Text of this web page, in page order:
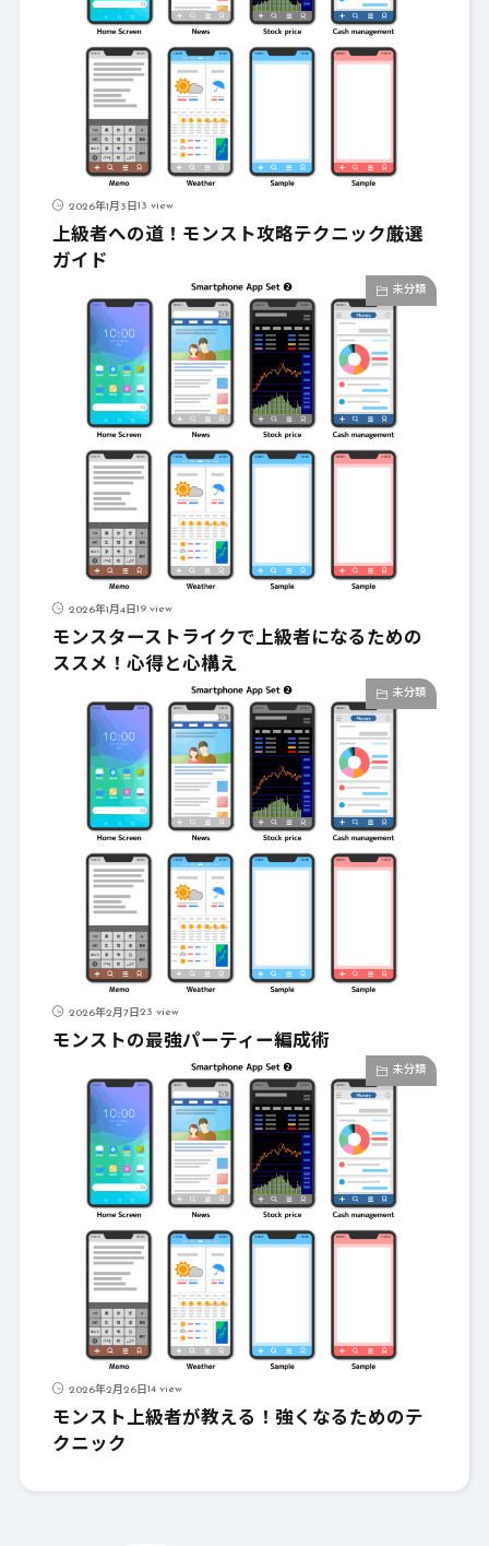
2026年1月3日13 view
上級者への道！モンスト攻略テクニック厳選
ガイド
未分類
2026年1月4日19 view
モンスターストライクで上級者になるための
ススメ！心得と心構え
未分類
2026年2月7日23 view
モンストの最強パーティー編成術
未分類
2026年2月26日14 view
モンスト上級者が教える！強くなるためのテ
クニック